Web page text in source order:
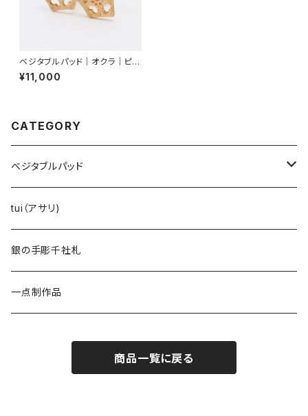
ベジタブルパッド｜オクラ｜ピン
ブローチ（２輪）
¥11,000
CATEGORY
ベジタブルパッド
レンコン
オクラ
tui（アサリ)
銀の手彫千社札
一点制作品
商品一覧に戻る